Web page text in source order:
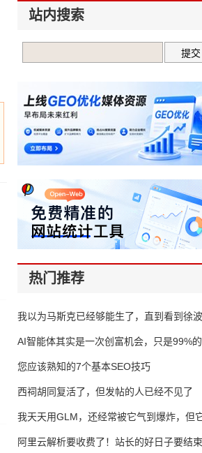
站内搜索
热门推荐
我以为马斯克已经够能生了，直到看到
AI智能体其实是一次创富机会，只是99%
错过了
您应该熟知的7个基本SEO技巧
西祠胡同复活了，但发帖的人已经不见了
我天天用GLM，还经常被它气到爆炸，但
16万亿
阿里云解析要收费了！站长的好日子要结